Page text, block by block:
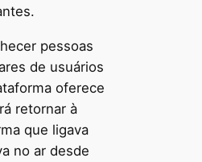
pessoas
de usuários
oferece
retornar à
que ligava
no ar desde